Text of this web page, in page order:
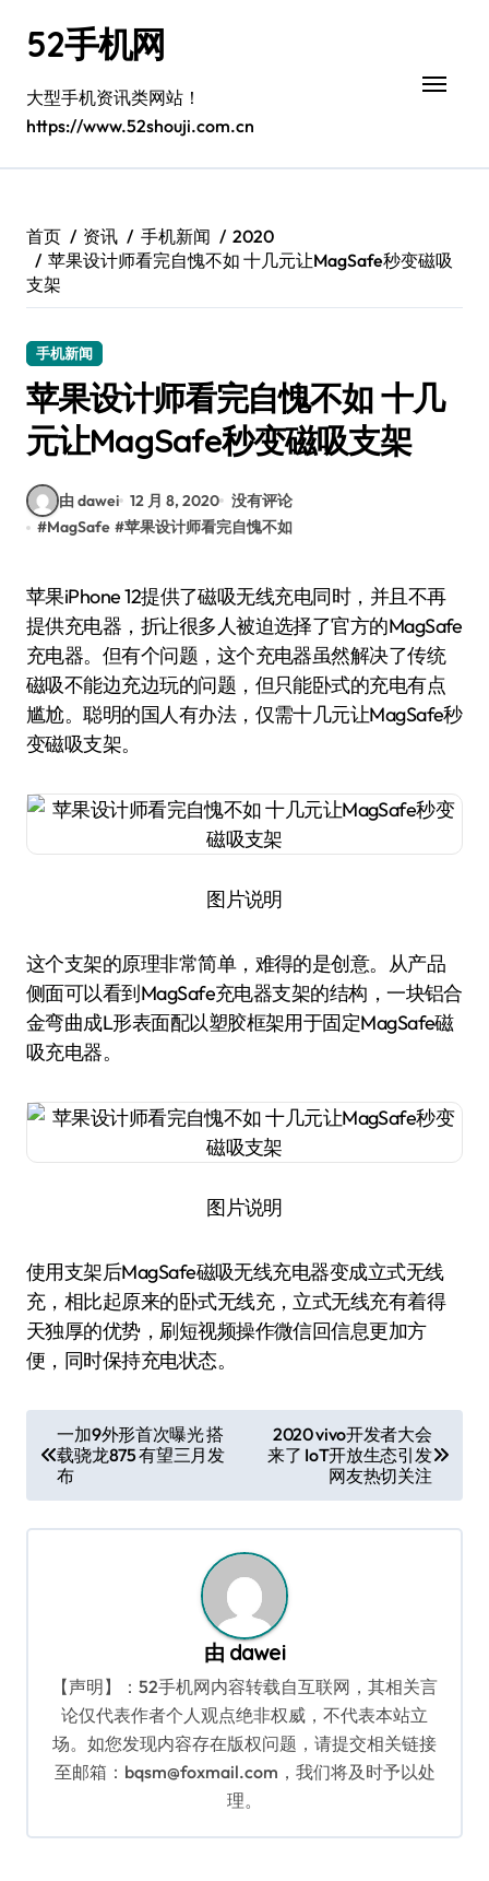
52手机网
大型手机资讯类网站！
https://www.52shouji.com.cn
首页 资讯 手机新闻
2020
苹果设计师看完自愧不如 十几元让MagSafe秒变磁吸
支架
手机新闻
苹果设计师看完自愧不如 十几
元让MagSafe秒变磁吸支架
由 dawei 12 月 8, 2020 没有评论
#MagSafe #苹果设计师看完自愧不如
苹果iPhone 12提供了磁吸无线充电同时，并且不再
提供充电器，折让很多人被迫选择了官方的MagSafe
充电器。但有个问题，这个充电器虽然解决了传统
磁吸不能边充边玩的问题，但只能卧式的充电有点
尴尬。聪明的国人有办法，仅需十几元让MagSafe秒
变磁吸支架。
图片说明
这个支架的原理非常简单，难得的是创意。从产品
侧面可以看到MagSafe充电器支架的结构，一块铝合
金弯曲成L形表面配以塑胶框架用于固定MagSafe磁
吸充电器。
图片说明
使用支架后MagSafe磁吸无线充电器变成立式无线
充，相比起原来的卧式无线充，立式无线充有着得
天独厚的优势，刷短视频操作微信回信息更加方
便，同时保持充电状态。
章
导
航
一加9外形首次曝光 搭
载骁龙875 有望三月发
布
2020 vivo开发者大会
来了 IoT开放生态引发
网友热切关注
由 dawei
【声明】：52手机网内容转载自互联网，其相关言
论仅代表作者个人观点绝非权威，不代表本站立
场。如您发现内容存在版权问题，请提交相关链接
至邮箱：bqsm@foxmail.com，我们将及时予以处
理。